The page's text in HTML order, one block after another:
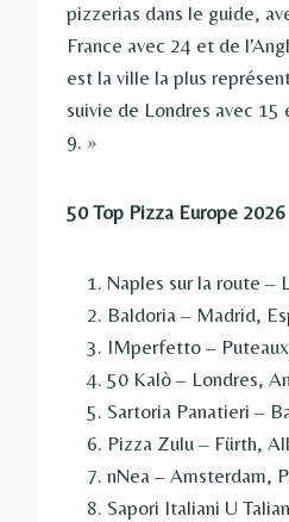
pizzerias dans le guide,
France avec 24 et de
est la ville la plus
suivie de Londres avec
9. »
50 Top Pizza Europe 2026
Naples sur la route –
Baldoria – Madrid,
IMperfetto –
50 Kalò – Londres,
Sartoria Panatieri –
Pizza Zulu – Fürth,
nNea – Amsterdam,
Sapori Italiani U